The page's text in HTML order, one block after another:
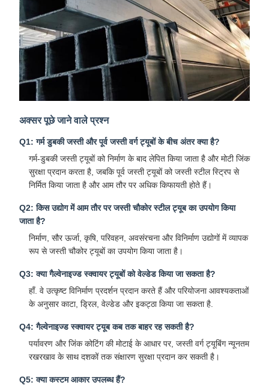
अक्सर पूछे जाने वाले प्रश्न
Q1: गर्म डुबकी जस्ती और पूर्व जस्ती वर्ग ट्यूबों के बीच अंतर क्या है?
गर्म-डुबकी जस्ती ट्यूबों को निर्माण के बाद लेपित किया जाता है और मोटी जिंक
सुरक्षा प्रदान करता है, जबकि पूर्व जस्ती ट्यूबों को जस्ती स्टील स्ट्रिप से
निर्मित किया जाता है और आम तौर पर अधिक किफायती होते हैं।
Q2: किस उद्योग में आम तौर पर जस्ती चौकोर स्टील ट्यूब का उपयोग किया
जाता है?
निर्माण, सौर ऊर्जा, कृषि, परिवहन, अवसंरचना और विनिर्माण उद्योगों में व्यापक
रूप से जस्ती चौकोर ट्यूबों का उपयोग किया जाता है।
Q3: क्या गैल्वेनाइज्ड स्क्वायर ट्यूबों को वेल्डेड किया जा सकता है?
हाँ. वे उत्कृष्ट विनिर्माण प्रदर्शन प्रदान करते हैं और परियोजना आवश्यकताओं
के अनुसार काटा, ड्रिल, वेल्डेड और इकट्ठा किया जा सकता है.
Q4: गैल्वेनाइज्ड स्क्वायर ट्यूब कब तक बाहर रह सकती है?
पर्यावरण और जिंक कोटिंग की मोटाई के आधार पर, जस्ती वर्ग ट्यूबिंग न्यूनतम
रखरखाव के साथ दशकों तक संक्षारण सुरक्षा प्रदान कर सकती है।
Q5: क्या कस्टम आकार उपलब्ध हैं?